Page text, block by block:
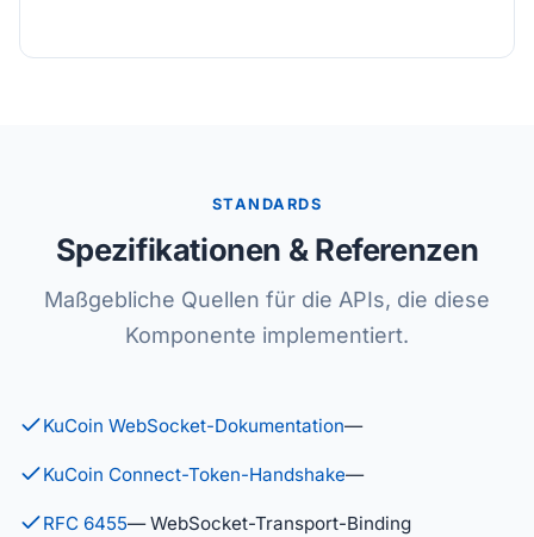
STANDARDS
Spezifikationen & Referenzen
Maßgebliche Quellen für die APIs, die diese
Komponente implementiert.
KuCoin WebSocket-Dokumentation—
KuCoin Connect-Token-Handshake—
RFC 6455— WebSocket-Transport-Binding